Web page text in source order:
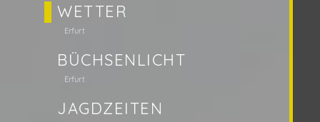
WETTER
Erfurt
BÜCHSENLICHT
Erfurt
JAGDZEITEN